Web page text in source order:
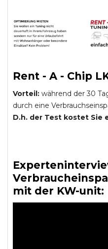
Rent - A - Chip
Vorteil: während der 30
durch eine
D.h. der Test kostet Sie
mit der KW-unit: